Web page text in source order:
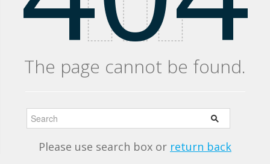
The page cannot be found.
Please use search box or return back